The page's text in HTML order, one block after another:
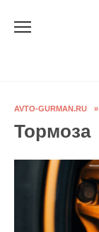
AVTO-GURMAN.RU »
Тормоза